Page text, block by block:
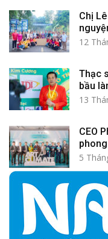
Chị
12
Thạc
bầu
13
CEO
5